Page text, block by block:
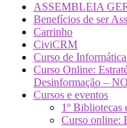
ASSEMBLEIA
Benefícios de ser
Carrinho
CiviCRM
Curso de
Curso Online:
Desinformação –
Cursos e eventos
1º Bibliotecas
Curso online: